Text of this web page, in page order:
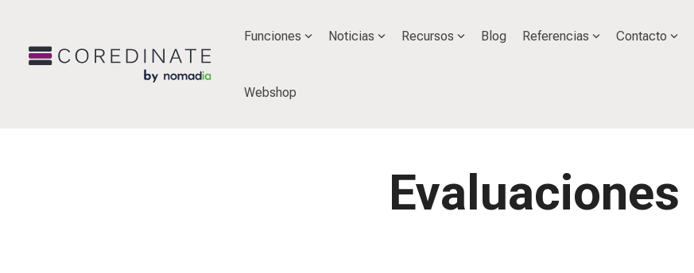
Funciones Noticias Recursos Blog Referencias Contacto
Webshop
Evaluaciones